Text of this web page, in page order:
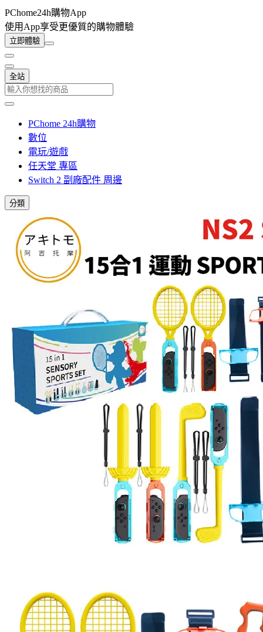
PChome24h購物App
使用App享受更優質的購物體驗
立即體驗
全站
PChome 24h購物
數位
電玩/遊戲
任天堂 專區
Switch 2 副廠配件 周邊
分類